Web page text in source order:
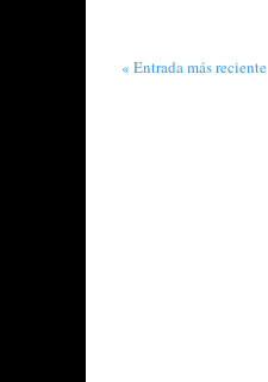
« Entrada más reciente